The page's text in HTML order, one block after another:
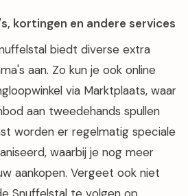
kortingen en andere services
biedt diverse extra
aan. Zo kun je ook online
via Marktplaats, waar
aan tweedehands spullen
worden er regelmatig speciale
waarbij je nog meer
aankopen. Vergeet ook niet
Snuffelstal te volgen op